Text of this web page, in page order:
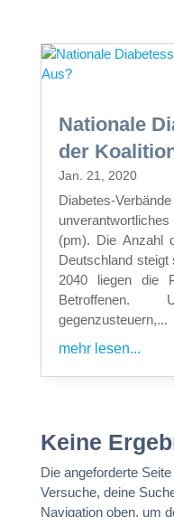
Nationale
der
Jan. 21, 2020
Diabetes-
unverantwortliches
(pm). Die Anzahl
Deutschland steigt
2040 liegen die
Betroffenen.
gegenzusteuern,...
mehr lesen...
Keine
Die angeforderte
Versuche, deine
Navigation oben, um